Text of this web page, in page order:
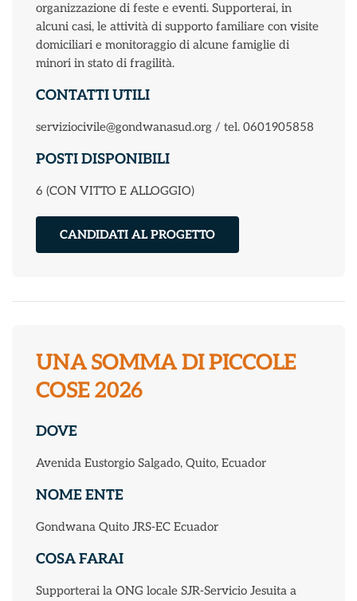
organizzazione di feste e eventi. Supporterai, in
alcuni casi, le attività di supporto familiare con visite
domiciliari e monitoraggio di alcune famiglie di
minori in stato di fragilità.
CONTATTI UTILI
serviziocivile@gondwanasud.org / tel. 0601905858
POSTI DISPONIBILI
6 (CON VITTO E ALLOGGIO)
CANDIDATI AL PROGETTO
UNA SOMMA DI PICCOLE
COSE 2026
DOVE
Avenida Eustorgio Salgado, Quito, Ecuador
NOME ENTE
Gondwana Quito JRS-EC Ecuador
COSA FARAI
Supporterai la ONG locale SJR-Servicio Jesuita a